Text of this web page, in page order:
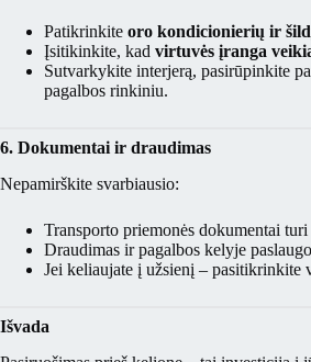
Patikrinkite oro kondicionierių ir
Įsitikinkite, kad virtuvės įranga
Sutvarkykite interjerą, pasirūpinkite
pagalbos rinkiniu.
6. Dokumentai ir draudimas
Nepamirškite svarbiausio:
Transporto priemonės dokumentai
Draudimas ir pagalbos kelyje
Jei keliaujate į užsienį – pasitikrinkite
Išvada